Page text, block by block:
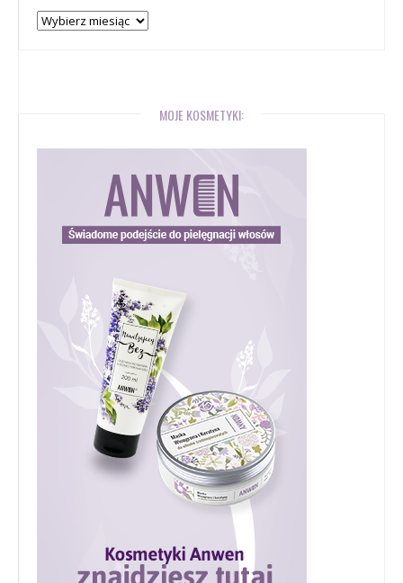
Archiwum
MOJE KOSMETYKI: